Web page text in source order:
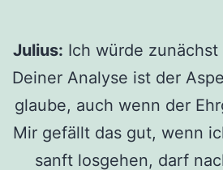
Julius: Ich würde
Deiner Analyse ist der
glaube, auch wenn der
Mir gefällt das gut, wenn
sanft losgehen, darf